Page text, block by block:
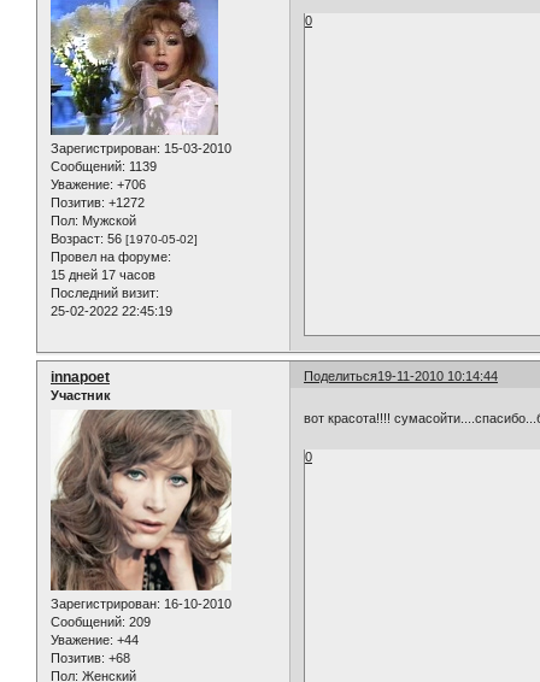
Зарегистрирован: 15-03-2010
Сообщений: 1139
Уважение: +706
Позитив: +1272
Пол: Мужской
Возраст: 56 [1970-05-02]
Провел на форуме:
15 дней 17 часов
Последний визит:
25-02-2022 22:45:19
0
Поделиться19-11-2010 10:14:44
innapoet
Участник
Зарегистрирован: 16-10-2010
Сообщений: 209
Уважение: +44
Позитив: +68
Пол: Женский
вот красота!!!!
0